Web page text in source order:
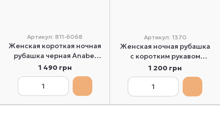
Артикул: 811-6068
Женская короткая ночная
рубашка черная Anabel
Arto Obrana 811-6068 44
1 490 грн
Артикул: 1370
Женская ночная рубашка
с коротким рукавом
Roksana 1370 XL
1 200 грн